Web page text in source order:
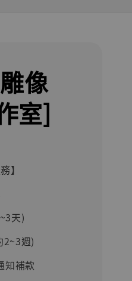
像
室]
】
天)
2~3週)
知補款